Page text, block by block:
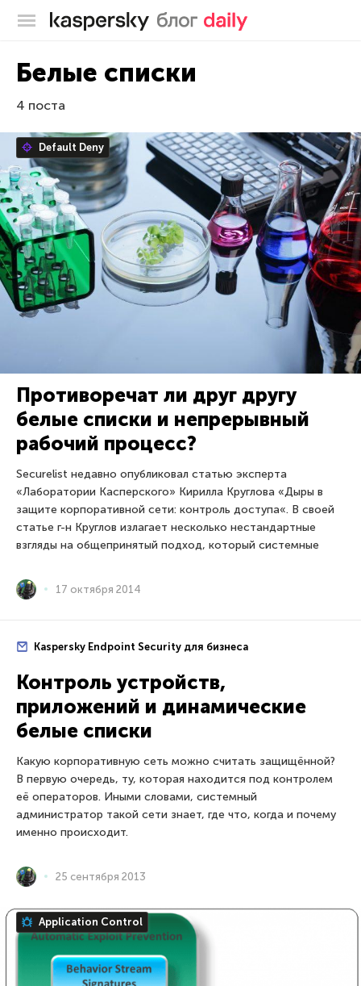
Блог Касперского
Белые списки
4 поста
Default Deny
Противоречат ли друг другу
белые списки и непрерывный
рабочий процесс?
Securelist недавно опубликовал статью эксперта
«Лаборатории Касперского» Кирилла Круглова «Дыры в
защите корпоративной сети: контроль доступа«. В своей
статье г-н Круглов излагает несколько нестандартные
взгляды на общепринятый подход, который системные
17 октября 2014
Kaspersky Endpoint Security для бизнеса
Контроль устройств,
приложений и динамические
белые списки
Какую корпоративную сеть можно считать защищённой?
В первую очередь, ту, которая находится под контролем
её операторов. Иными словами, системный
администратор такой сети знает, где что, когда и почему
именно происходит.
25 сентября 2013
Application Control